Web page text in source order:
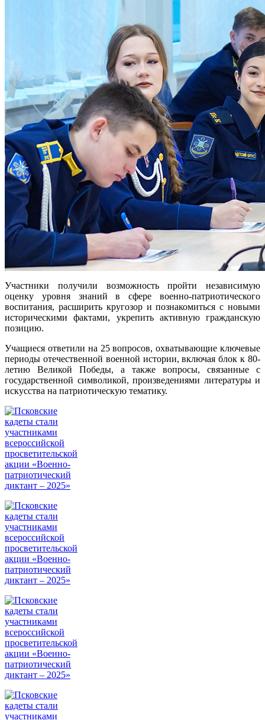
Участники получили возможность
пройти независимую
оценку уровня знаний в сфере военно-патриотического
воспитания, расширить кругозор и познакомиться с новыми
историческими фактами, укрепить активную гражданскую
позицию.
Учащиеся ответили на 25 вопросов, охватывающие ключевые
периоды отечественной военной истории, включая блок к 80-
летию Великой Победы, а также вопросы, связанные с
государственной символикой, произведениями литературы и
искусства на патриотическую тематику.